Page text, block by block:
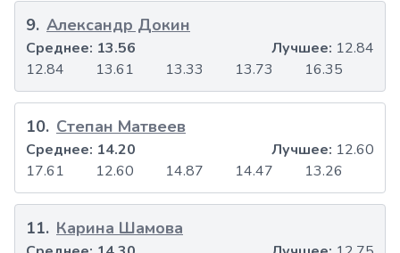
9. Александр Докин
12.84 13.61 13.33 13.73 16.35
Среднее: 13.56 Лучшее: 12.84
10. Степан Матвеев
17.61 12.60 14.87 14.47 13.26
Среднее: 14.20 Лучшее: 12.60
11. Карина Шамова